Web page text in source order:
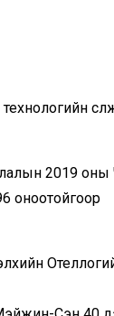
2019 оны
оноотойгоор